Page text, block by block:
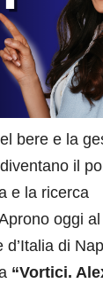
bere e la
il
e la ricerca
oggi
d’Italia di
“Vortici.